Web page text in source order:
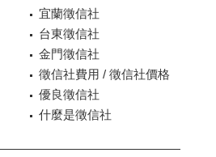
宜蘭徵信社
台東徵信社
金門徵信社
徵信社費用 / 徵信社價格
優良徵信社
什麼是徵信社